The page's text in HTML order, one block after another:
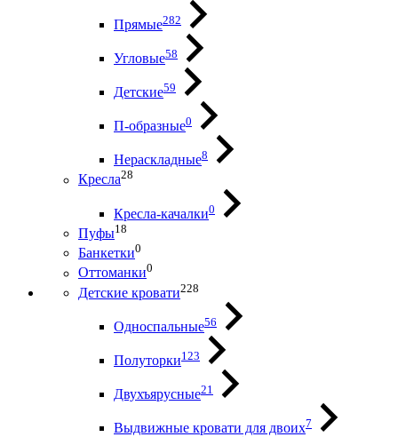
Прямые282
Угловые58
Детские59
П-образные0
Нераскладные8
Кресла28
Кресла-качалки0
Пуфы18
Банкетки0
Оттоманки0
Детские кровати228
Односпальные56
Полуторки123
Двухъярусные21
Выдвижные кровати для двоих7